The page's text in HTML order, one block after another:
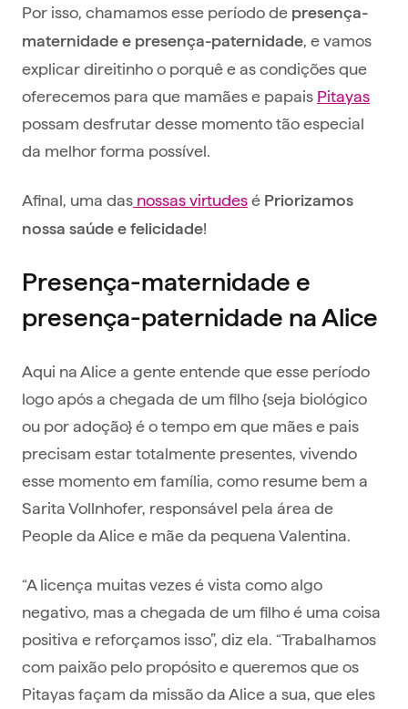
Por isso, chamamos esse período de presença-
maternidade e presença-paternidade, e vamos
explicar direitinho o porquê e as condições que
oferecemos para que mamães e papais Pitayas
possam desfrutar desse momento tão especial
da melhor forma possível.
Afinal, uma das nossas virtudesé Priorizamos
nossa saúde e felicidade!
Presença-maternidade e
presença-paternidade na Alice
Aqui na Alice a gente entende que esse período
logo após a chegada de um filho {seja biológico
ou por adoção} é o tempo em que mães e pais
precisam estar totalmente presentes, vivendo
esse momento em família, como resume bem a
Sarita Vollnhofer, responsável pela área de
People da Alice e mãe da pequena Valentina.
“A licença muitas vezes é vista como algo
negativo, mas a chegada de um filho é uma coisa
positiva e reforçamos isso”, diz ela. “Trabalhamos
com paixão pelo propósito e queremos que os
Pitayas façam da missão da Alice a sua, que eles